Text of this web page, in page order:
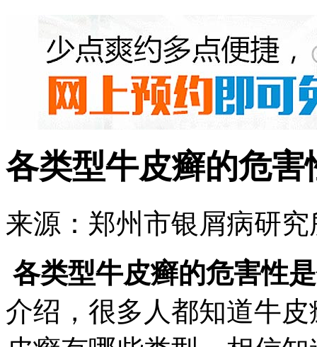
各类型牛皮癣的危害
来源：郑州市银屑病研
各类型牛皮癣的危害性
介绍，很多人都知道牛